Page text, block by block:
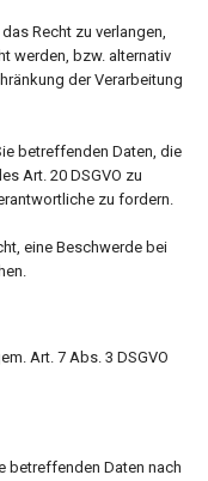
Recht zu verlangen,
werden, bzw. alternativ
der Verarbeitung
betreffenden Daten, die
Art. 20 DSGVO zu
zu fordern.
eine Beschwerde bei
Art. 7 Abs. 3 DSGVO
betreffenden Daten nach